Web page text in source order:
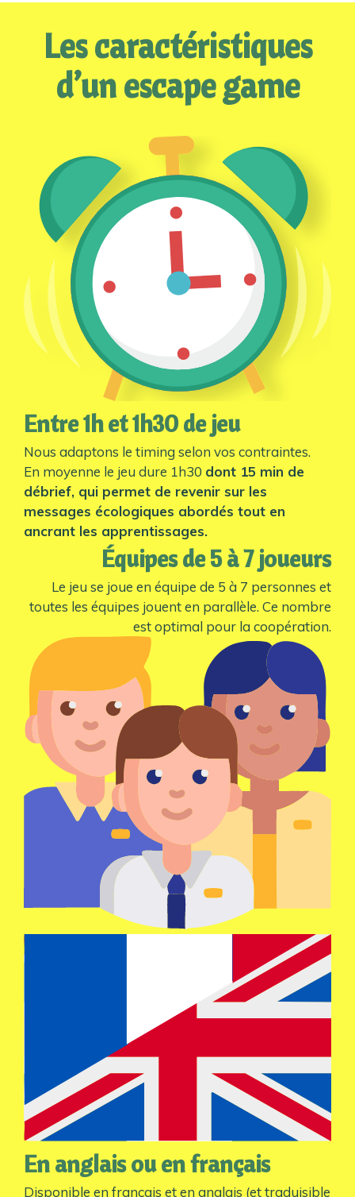
Les caractéristiques
d’un escape game
Entre 1h et 1h30 de jeu
Nous adaptons le timing selon vos contraintes.
En moyenne le jeu dure 1h30 dont 15 min de
débrief, qui permet de revenir sur les
messages écologiques abordés tout en
ancrant les apprentissages.
Équipes de 5 à 7 joueurs
Le jeu se joue en équipe de 5 à 7 personnes et
toutes les équipes jouent en parallèle. Ce nombre
est optimal pour la coopération.
En anglais ou en français
Disponible en français et en anglais (et traduisible